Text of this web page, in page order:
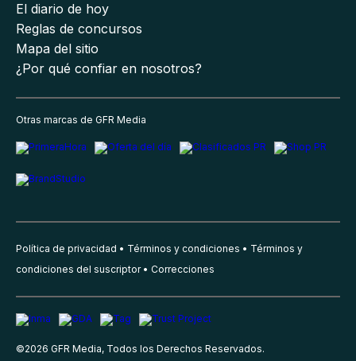
El diario de hoy
Reglas de concursos
Mapa del sitio
¿Por qué confiar en nosotros?
Otras marcas de GFR Media
Política de privacidad Términos y condiciones
Términos y
condiciones del suscriptor
Correcciones
©2026 GFR Media, Todos los Derechos Reservados.